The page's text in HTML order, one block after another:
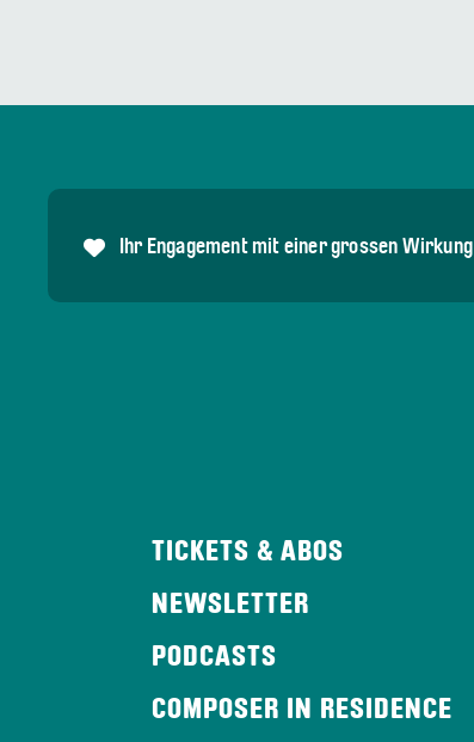
Ihr Engagement mit einer grossen Wirkung
TICKETS & ABOS
NEWSLETTER
PODCASTS
COMPOSER IN RESIDENCE